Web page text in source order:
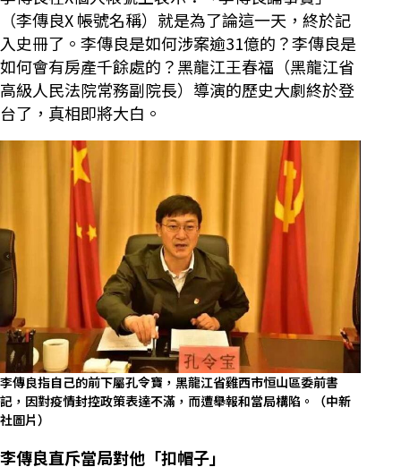
（李傳良X 帳號名稱）就是為了論這一天，終於記
入史冊了。李傳良是如何涉案逾31億的？李傳良是
如何會有房產千餘處的？黑龍江王春福（黑龍江省
高級人民法院常務副院長）導演的歷史大劇終於登
台了，真相即將大白。
李傳良指自己的前下屬孔令寶，黑龍江省雞西市恒山區委前書
記，因對疫情封控政策表達不滿，而遭舉報和當局構陷。（中新
社圖片）
李傳良直斥當局對他「扣帽子」